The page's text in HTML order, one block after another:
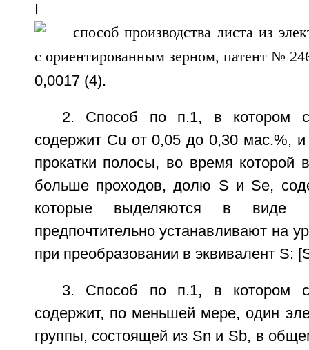
I
0,0017 (4).
2. Способ по п.1, в котором
содержит Сu от 0,05 до 0,30 мас.%,
прокатки полосы, во время которой
больше проходов, долю S и Se,
которые выделяются в виде
предпочтительно устанавливают на
при преобразовании в эквивалент S:
3. Способ по п.1, в котором
содержит, по меньшей мере, один
группы, состоящей из Sn и Sb, в